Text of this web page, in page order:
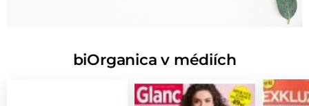
biOrganica v médiích